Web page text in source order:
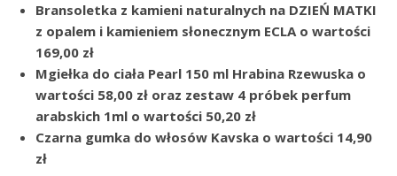
Bransoletka z kamieni naturalnych na DZIEŃ MATKI
z opalem i kamieniem słonecznym ECLA o wartości
169,00 zł
Mgiełka do ciała Pearl 150 ml Hrabina Rzewuska o
wartości 58,00 zł oraz zestaw 4 próbek perfum
arabskich 1ml o wartości 50,20 zł
Czarna gumka do włosów Kavska o wartości 14,90
zł